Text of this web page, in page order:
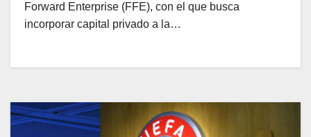
Forward Enterprise (FFE), con el que busca
incorporar capital privado a la…